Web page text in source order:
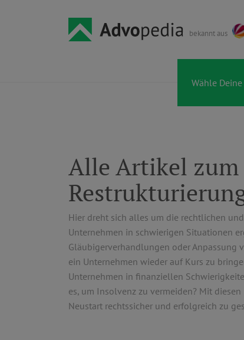
bekannt aus
Alle Artikel zum
Hier dreht sich alles um die rechtlichen
Unternehmen in schwierigen Situationen
Gläubigerverhandlungen oder Anpassung
ein Unternehmen wieder auf Kurs zu
Unternehmen in finanziellen
es, um Insolvenz zu vermeiden? Mit
Neustart rechtssicher und erfolgreich zu